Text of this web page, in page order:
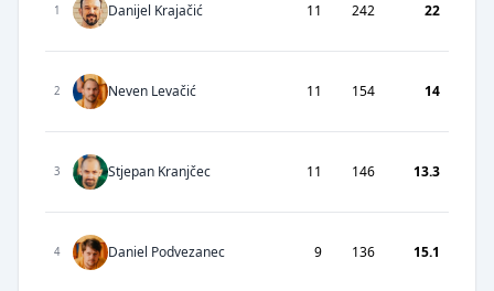
1 Danijel Krajačić 11 242 22
2 Neven Levačić 11 154 14
3 Stjepan Kranjčec 11 146 13.3
4 Daniel Podvezanec 9 136 15.1